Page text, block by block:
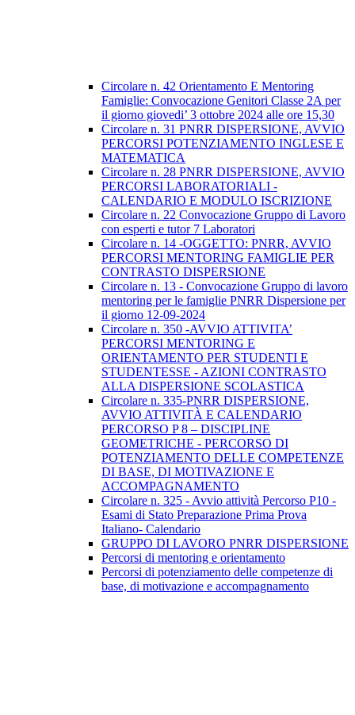
Circolare n. 42 Orientamento E Mentoring
Famiglie: Convocazione Genitori Classe 2A per
il giorno giovedi’ 3 ottobre 2024 alle ore 15,30
Circolare n. 31 PNRR DISPERSIONE, AVVIO
PERCORSI POTENZIAMENTO INGLESE E
MATEMATICA
Circolare n. 28 PNRR DISPERSIONE, AVVIO
PERCORSI LABORATORIALI -
CALENDARIO E MODULO ISCRIZIONE
Circolare n. 22 Convocazione Gruppo di Lavoro
con esperti e tutor 7 Laboratori
Circolare n. 14 -OGGETTO: PNRR, AVVIO
PERCORSI MENTORING FAMIGLIE PER
CONTRASTO DISPERSIONE
Circolare n. 13 - Convocazione Gruppo di lavoro
mentoring per le famiglie PNRR Dispersione per
il giorno 12-09-2024
Circolare n. 350 -AVVIO ATTIVITA’
PERCORSI MENTORING E
ORIENTAMENTO PER STUDENTI E
STUDENTESSE - AZIONI CONTRASTO
ALLA DISPERSIONE SCOLASTICA
Circolare n. 335-PNRR DISPERSIONE,
AVVIO ATTIVITÀ E CALENDARIO
PERCORSO P 8 – DISCIPLINE
GEOMETRICHE - PERCORSO DI
POTENZIAMENTO DELLE COMPETENZE
DI BASE, DI MOTIVAZIONE E
ACCOMPAGNAMENTO
Circolare n. 325 - Avvio attività Percorso P10 -
Esami di Stato Preparazione Prima Prova
Italiano- Calendario
GRUPPO DI LAVORO PNRR DISPERSIONE
Percorsi di mentoring e orientamento
Percorsi di potenziamento delle competenze di
base, di motivazione e accompagnamento